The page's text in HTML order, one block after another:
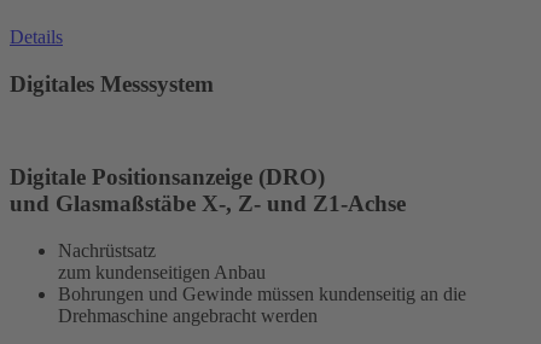
Details
Digitales Messsystem
Digitale Positionsanzeige (DRO)
und Glasmaßstäbe X-, Z- und Z1-Achse
Nachrüstsatz
zum kundenseitigen Anbau
Bohrungen und Gewinde müssen kundenseitig an die
Drehmaschine angebracht werden